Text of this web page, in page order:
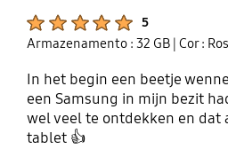
5
Armazenamento : 32 GB | Cor :
In het begin een beetje
een Samsung in mijn bezit
wel veel te ontdekken en dat
tablet 👍